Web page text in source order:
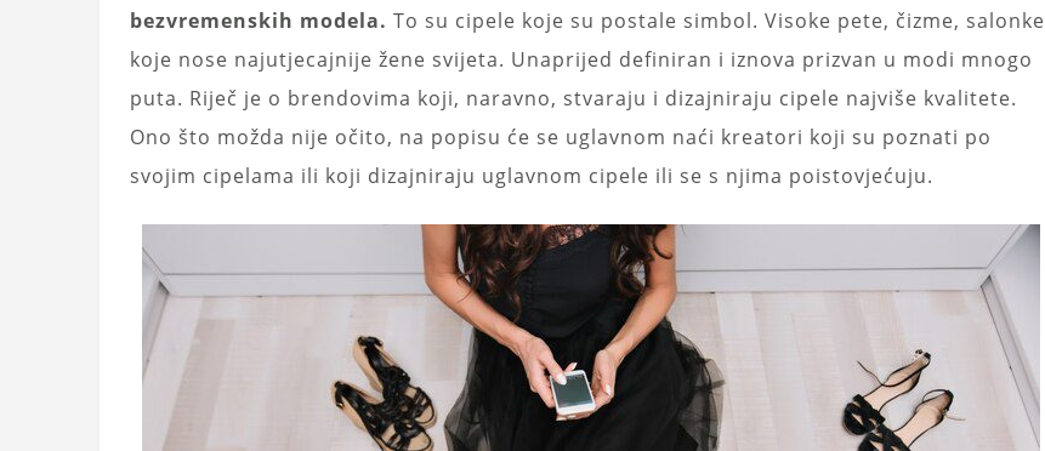
bezvremenskih modela. To su cipele koje su postale simbol. Visoke pete, čizme, salonke
koje nose najutjecajnije žene svijeta. Unaprijed definiran i iznova prizvan u modi mnogo
puta. Riječ je o brendovima koji, naravno, stvaraju i dizajniraju cipele najviše kvalitete.
Ono što možda nije očito, na popisu će se uglavnom naći kreatori koji su poznati po
svojim cipelama ili koji dizajniraju uglavnom cipele ili se s njima poistovjećuju.